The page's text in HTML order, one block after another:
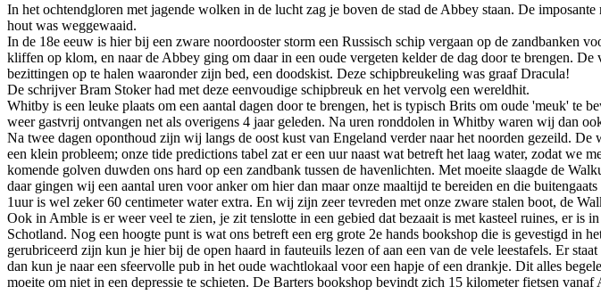
In het ochtendgloren met jagende wolken in de lucht zag je boven de stad de Abbey staan. De
hout was weggewaaid.
In de 18e eeuw is hier bij een zware noordooster storm een Russisch schip vergaan op de zandbanken
kliffen op klom, en naar de Abbey ging om daar in een oude vergeten kelder de dag door te brengen.
bezittingen op te halen waaronder zijn bed, een doodskist. Deze schipbreukeling was graaf Dracula!
De schrijver Bram Stoker had met deze eenvoudige schipbreuk en het vervolg een wereldhit.
Whitby is een leuke plaats om een aantal dagen door te brengen, het is typisch Brits om oude 'meuk'
weer gastvrij ontvangen net als overigens 4 jaar geleden. Na uren ronddolen in Whitby waren wij dan
Na twee dagen oponthoud zijn wij langs de oost kust van Engeland verder naar het noorden gezeild.
een klein probleem; onze tide predictions tabel zat er een uur naast wat betreft het laag water, zodat
komende golven duwden ons hard op een zandbank tussen de havenlichten. Met moeite slaagde de
daar gingen wij een aantal uren voor anker om hier dan maar onze maaltijd te bereiden en die
1uur is wel zeker 60 centimeter water extra. En wij zijn zeer tevreden met onze zware stalen boot, de
Ook in Amble is er weer veel te zien, je zit tenslotte in een gebied dat bezaait is met kasteel ruines, er is
Schotland. Nog een hoogte punt is wat ons betreft een erg grote 2e hands bookshop die is gevestigd
gerubriceerd zijn kun je hier bij de open haard in fauteuils lezen of aan een van de vele leestafels. Er
dan kun je naar een sfeervolle pub in het oude wachtlokaal voor een hapje of een drankje. Dit alles
moeite om niet in een depressie te schieten. De Barters bookshop bevindt zich 15 kilometer fietsen